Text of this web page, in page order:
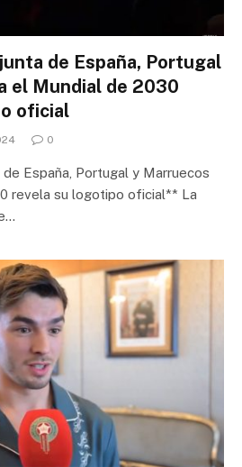
de España, Portugal
el Mundial de 2030
oficial
0
España, Portugal y Marruecos
revela su logotipo oficial** La